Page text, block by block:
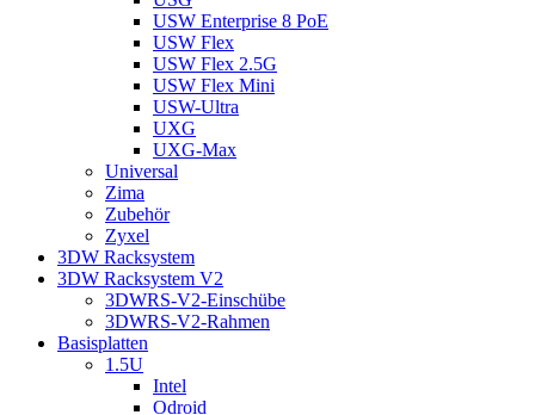
USW Enterprise 8 PoE
USW Flex
USW Flex 2.5G
USW Flex Mini
USW-Ultra
UXG
UXG-Max
Universal
Zima
Zubehör
Zyxel
3DW Racksystem
3DW Racksystem V2
3DWRS-V2-Einschübe
3DWRS-V2-Rahmen
Basisplatten
1.5U
Intel
Odroid